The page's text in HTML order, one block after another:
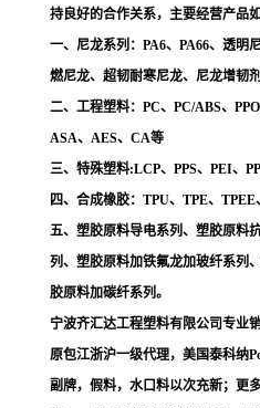
持良好的合作关系，主要经营产品如
一、尼龙系列：PA6、PA66、透明
燃尼龙、超韧耐寒尼龙、尼龙增韧剂
二、工程塑料：PC、PC/ABS、
ASA、AES、CA等
三、特殊塑料:LCP、PPS、PEI、
四、合成橡胶：TPU、TPE、
五、塑胶原料导电系列、塑胶原料
列、塑胶原料加铁氟龙加玻纤系列
胶原料加碳纤系列。
宁波齐汇达工程塑料有限公司专业
原包江浙沪一级代理，美国泰科纳
副牌，假料，水口料以次充新；更